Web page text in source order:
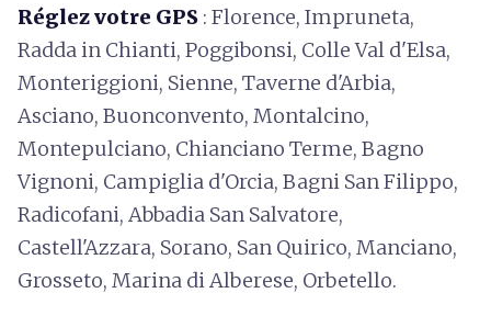
Réglez votre GPS : Florence, Impruneta,
Radda in Chianti, Poggibonsi, Colle Val d'Elsa,
Monteriggioni, Sienne, Taverne d'Arbia,
Asciano, Buonconvento, Montalcino,
Montepulciano, Chianciano Terme, Bagno
Vignoni, Campiglia d'Orcia, Bagni San Filippo,
Radicofani, Abbadia San Salvatore,
Castell'Azzara, Sorano, San Quirico, Manciano,
Grosseto, Marina di Alberese, Orbetello.